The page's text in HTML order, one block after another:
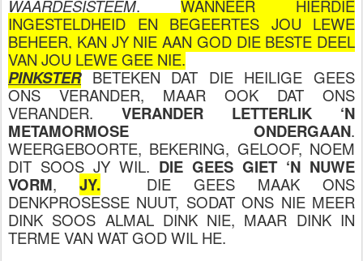
WAARDESISTEEM. WANNEER HIERDIE
INGESTELDHEID EN BEGEERTES JOU LEWE
BEHEER, KAN JY NIE AAN GOD DIE BESTE DEEL
VAN JOU LEWE GEE NIE.
PINKSTERBETEKEN DAT DIE HEILIGE GEES
ONS VERANDER, MAAR OOK DAT ONS
VERANDER. VERANDER LETTERLIK ‘N
METAMORMOSE ONDERGAAN.
WEERGEBOORTE, BEKERING, GELOOF, NOEM
DIT SOOS JY WIL. DIE GEES GIET ‘N NUWE
VORM,JY. DIE GEES MAAK ONS
DENKPROSESSE NUUT, SODAT ONS NIE MEER
DINK SOOS ALMAL DINK NIE, MAAR DINK IN
TERME VAN WAT GOD WIL HE.